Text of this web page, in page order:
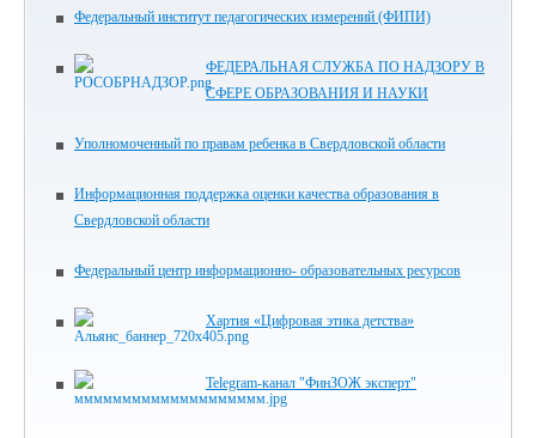
Федеральный институт педагогических измерений (ФИПИ)
ФЕДЕРАЛЬНАЯ СЛУЖБА ПО НАДЗОРУ В
СФЕРЕ ОБРАЗОВАНИЯ И НАУКИ
Уполномоченный по правам ребенка в Свердловской области
Информационная поддержка оценки качества образования в
Свердловской области
Федеральный центр информационно- образовательных ресурсов
Хартия «Цифровая этика детства»
Telegram-канал "ФинЗОЖ эксперт"